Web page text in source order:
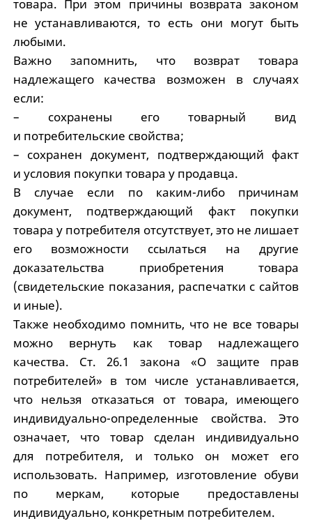
товара. При этом причины возврата законом
не устанавливаются, то есть они могут быть
любыми.
Важно запомнить, что возврат товара
надлежащего качества возможен в случаях
если:
– сохранены его товарный вид
и потребительские свойства;
– сохранен документ, подтверждающий факт
и условия покупки товара у продавца.
В случае если по каким-либо причинам
документ, подтверждающий факт покупки
товара у потребителя отсутствует, это не лишает
его возможности ссылаться на другие
доказательства приобретения товара
(свидетельские показания, распечатки с сайтов
и иные).
Также необходимо помнить, что не все товары
можно вернуть как товар надлежащего
качества. Ст. 26.1 закона «О защите прав
потребителей» в том числе устанавливается,
что нельзя отказаться от товара, имеющего
индивидуально-определенные свойства. Это
означает, что товар сделан индивидуально
для потребителя, и только он может его
использовать. Например, изготовление обуви
по меркам, которые предоставлены
индивидуально, конкретным потребителем.